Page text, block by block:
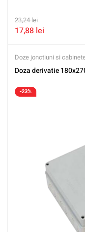
23,24lei
17,88 lei
Doze jonctiuni si
Doza derivatie
-23%